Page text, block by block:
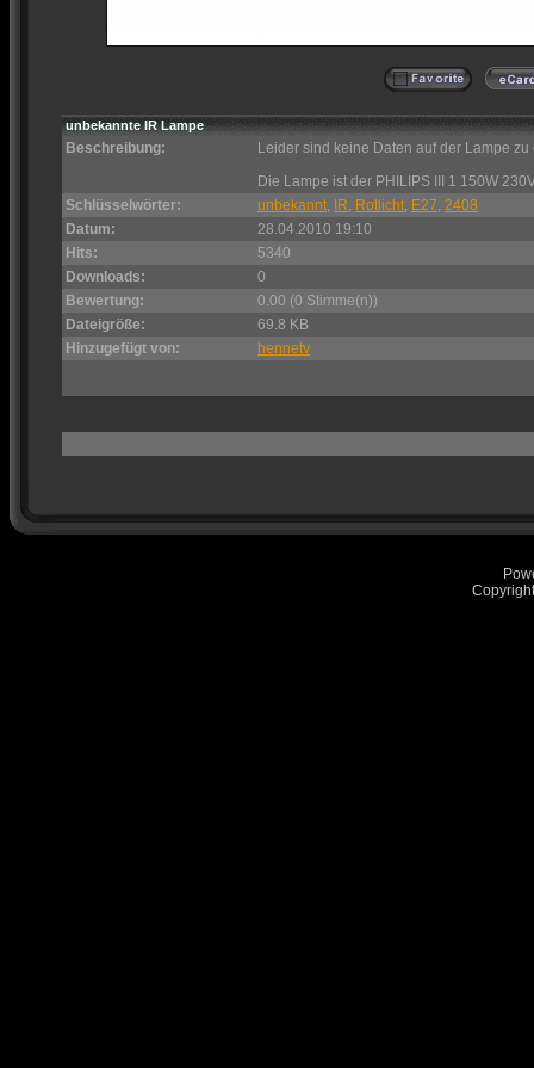
unbekannte IR Lampe
Beschreibung:
Leider sind keine Daten auf der Lampe zu
Die Lampe ist der PHILIPS III 1 150W
Schlüsselwörter:
unbekannt, IR, Rotlicht, E27, 2408
Datum:
28.04.2010 19:10
Hits:
5340
Downloads:
0
Bewertung:
0.00 (0 Stimme(n))
Dateigröße:
69.8 KB
Hinzugefügt von:
hennetv